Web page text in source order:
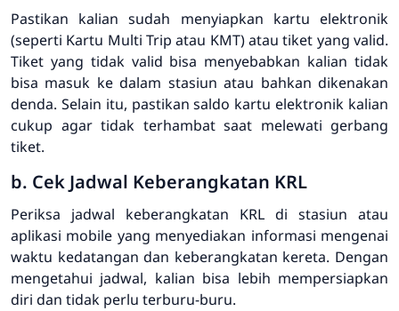
Pastikan kalian sudah menyiapkan kartu elektronik
(seperti Kartu Multi Trip atau KMT) atau tiket yang valid.
Tiket yang tidak valid bisa menyebabkan kalian tidak
bisa masuk ke dalam stasiun atau bahkan dikenakan
denda. Selain itu, pastikan saldo kartu elektronik kalian
cukup agar tidak terhambat saat melewati gerbang
tiket.
b. Cek Jadwal Keberangkatan KRL
Periksa jadwal keberangkatan KRL di stasiun atau
aplikasi mobile yang menyediakan informasi mengenai
waktu kedatangan dan keberangkatan kereta. Dengan
mengetahui jadwal, kalian bisa lebih mempersiapkan
diri dan tidak perlu terburu-buru.